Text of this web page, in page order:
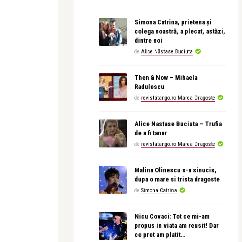
Simona Catrina, prietena și
colega noastră, a plecat, astăzi,
dintre noi
de Alice Năstase Buciuta
Then & Now – Mihaela
Radulescu
de revistatango.ro Marea Dragoste
Alice Nastase Buciuta – Trufia
de a fi tanar
de revistatango.ro Marea Dragoste
Malina Olinescu s-a sinucis,
dupa o mare si trista dragoste
de Simona Catrina
Nicu Covaci: Tot ce mi-am
propus in viata am reusit! Dar
ce pret am platit…